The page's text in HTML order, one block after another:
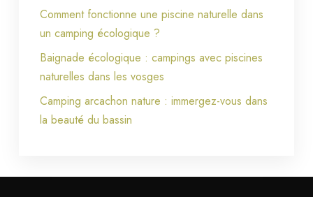
Comment fonctionne une piscine naturelle dans
un camping écologique ?
Baignade écologique : campings avec piscines
naturelles dans les vosges
Camping arcachon nature : immergez-vous dans
la beauté du bassin